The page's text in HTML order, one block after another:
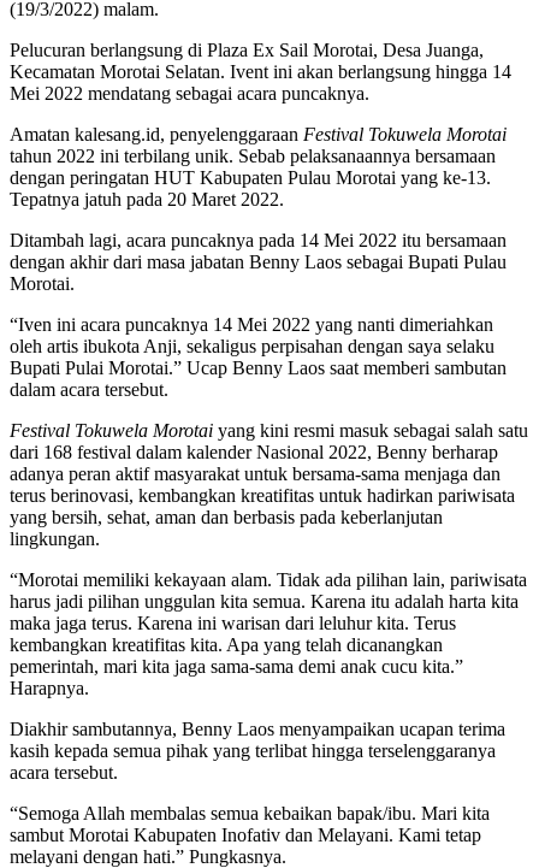
(19/3/2022) malam.
Pelucuran berlangsung di Plaza Ex Sail Morotai, Desa Juanga,
Kecamatan Morotai Selatan. Ivent ini akan berlangsung hingga 14
Mei 2022 mendatang sebagai acara puncaknya.
Amatan kalesang.id, penyelenggaraan Festival Tokuwela Morotai
tahun 2022 ini terbilang unik. Sebab pelaksanaannya bersamaan
dengan peringatan HUT Kabupaten Pulau Morotai yang ke-13.
Tepatnya jatuh pada 20 Maret 2022.
Ditambah lagi, acara puncaknya pada 14 Mei 2022 itu bersamaan
dengan akhir dari masa jabatan Benny Laos sebagai Bupati Pulau
Morotai.
“Iven ini acara puncaknya 14 Mei 2022 yang nanti dimeriahkan
oleh artis ibukota Anji, sekaligus perpisahan dengan saya selaku
Bupati Pulai Morotai.” Ucap Benny Laos saat memberi sambutan
dalam acara tersebut.
Festival Tokuwela Morotai yang kini resmi masuk sebagai salah satu
dari 168 festival dalam kalender Nasional 2022, Benny berharap
adanya peran aktif masyarakat untuk bersama-sama menjaga dan
terus berinovasi, kembangkan kreatifitas untuk hadirkan pariwisata
yang bersih, sehat, aman dan berbasis pada keberlanjutan
lingkungan.
“Morotai memiliki kekayaan alam. Tidak ada pilihan lain, pariwisata
harus jadi pilihan unggulan kita semua. Karena itu adalah harta kita
maka jaga terus. Karena ini warisan dari leluhur kita. Terus
kembangkan kreatifitas kita. Apa yang telah dicanangkan
pemerintah, mari kita jaga sama-sama demi anak cucu kita.”
Harapnya.
Diakhir sambutannya, Benny Laos menyampaikan ucapan terima
kasih kepada semua pihak yang terlibat hingga terselenggaranya
acara tersebut.
“Semoga Allah membalas semua kebaikan bapak/ibu. Mari kita
sambut Morotai Kabupaten Inofativ dan Melayani. Kami tetap
melayani dengan hati.” Pungkasnya.